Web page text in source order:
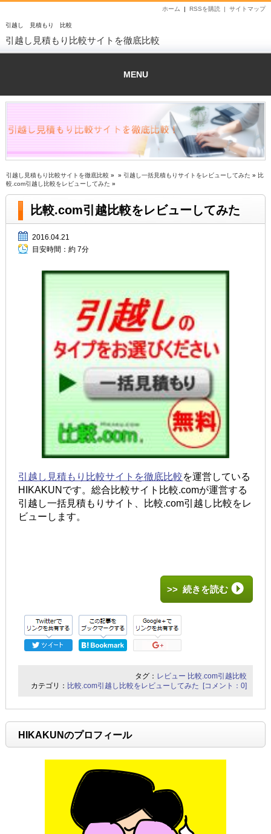
引越し 見積もり 比較
サイトマップ
RSSを購読 |
ホーム |
引越し見積もり比較サイトを徹底比較
MENU
引越し見積もり比較サイトを徹底比較 » » 引越し一括見積もりサイトをレビューしてみた » 比
較.com引越し比較をレビューしてみた »
比較.com引越比較をレビューしてみた
2016.04.21
目安時間： 約 7分
引越し見積もり比較サイトを徹底比較を運営している
HIKAKUNです。総合比較サイト比較.comが運営する
引越し一括見積もりサイト、比較.com引越し比較をレ
ビューします。
>> 続きを読む
タグ： レビュー 比較.com引越比較
カテゴリ： 比較.com引越し比較をレビューしてみた [コメント：0]
HIKAKUNのプロフィール